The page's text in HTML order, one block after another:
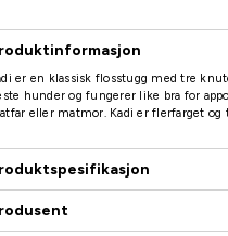
er en klassisk flosstugg med tre
hunder og fungerer like bra for
eller matmor. Kadi er flerfarget